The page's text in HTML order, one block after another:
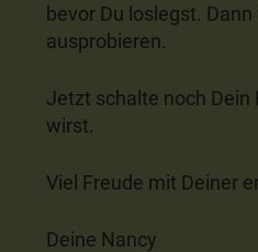
bevor Du loslegst.
ausprobieren.
Jetzt schalte noch Dein
wirst.
Viel Freude mit Deiner
Deine Nancy